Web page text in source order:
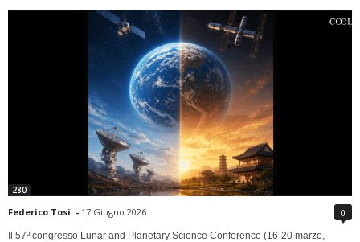
280
Federico Tosi - 17 Giugno 2026 0
Il 57º congresso Lunar and Planetary Science Conference (16-20 marzo,